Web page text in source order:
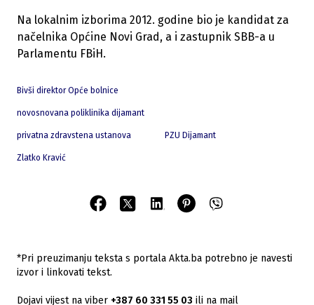
Na lokalnim izborima 2012. godine bio je kandidat za
načelnika Općine Novi Grad, a i zastupnik SBB-a u
Parlamentu FBiH.
Bivši direktor Opće bolnice
novosnovana poliklinika dijamant
privatna zdravstena ustanova PZU Dijamant
Zlatko Kravić
*Pri preuzimanju teksta s portala Akta.ba potrebno je navesti
izvor i linkovati tekst.
Dojavi vijest na viber +387 60 331 55 03 ili na mail